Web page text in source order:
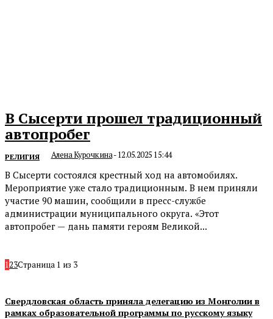
В Сысерти прошел традиционный
автопробег
РЕЛИГИЯ Алена Курочкина- 12.05.2025 15:44
В Сысерти состоялся крестный ход на автомобилях.
Мероприятие уже стало традиционным. В нем приняли
участие 90 машин, сообщили в пресс-службе
администрации муниципального округа. «Этот
автопробег — дань памяти героям Великой...
123Страница 1 из 3
Свердловская область приняла делегацию из Монголии в
рамках образовательной программы по русскому языку